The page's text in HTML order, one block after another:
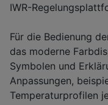
IWR-
Für die Bedienung
das moderne
Symbolen und
Anpassungen,
Temperaturprofilen